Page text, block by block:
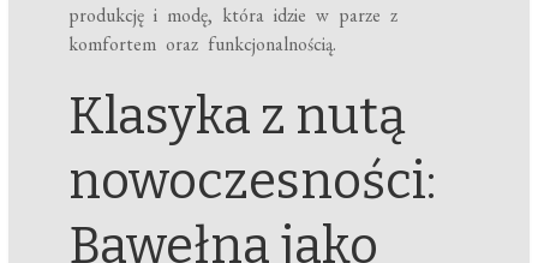
produkcję i modę, która idzie w parze z
komfortem oraz funkcjonalnością.
Klasyka z nutą
nowoczesności:
Bawełna jako